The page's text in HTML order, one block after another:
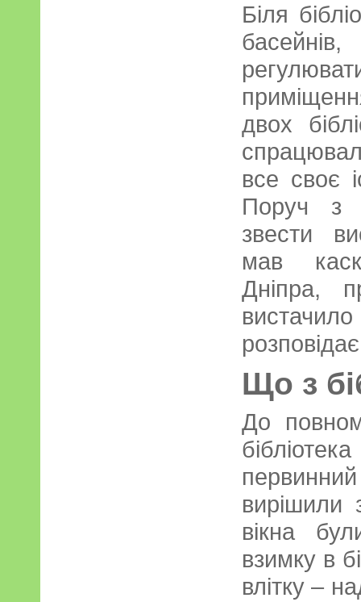
Біля
двох
все своє
Поруч з
звести
мав
Дніпра,
Що з
До
вирішили
вікна
взимку в
влітку –